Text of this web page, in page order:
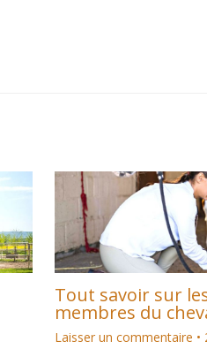
Tout savoir sur
membres du
Laisser un commentaire •